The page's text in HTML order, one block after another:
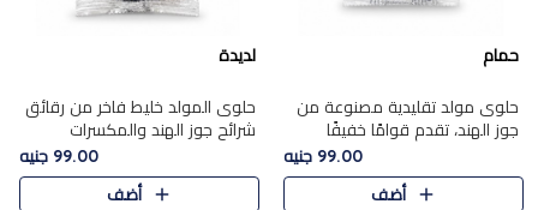
حمام
حلوى مولد تقليدية مصنوعة من
جوز الهند، تقدم قوامًا خفيفًا
ونكهة شرقية أصيلة تجسد روح
الـموسم الأعياد.
99.00 جنيه
أضف
لديدة
حلوى المولد خليط فاخر من رقائق
شرائح جوز الهند والمكسرات
المحمصة، متماسك بشراب حلاوة
الكراميل الخفيفة ليمنحك قرمشة
غنية ومذاقًا شرقيًا أصيلً..
99.00 جنيه
أضف